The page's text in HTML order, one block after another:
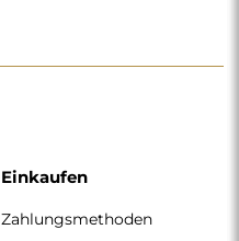
Einkaufen
Zahlungsmethoden